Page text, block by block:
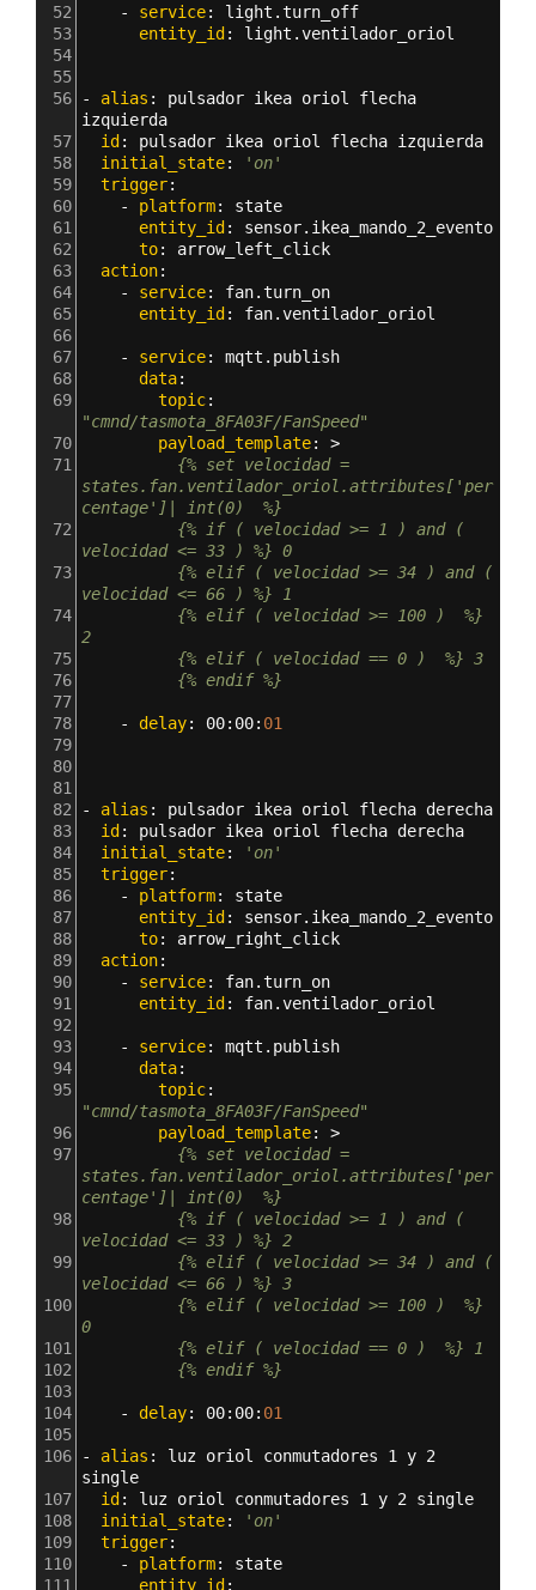
52 - service: light.turn_off
53
entity_id: light.ventilador_oriol
54
55
56
- alias : pulsador ikea oriol flecha
izquierda
57
  id
: pulsador ikea oriol flecha izquierda
58
  initial_state
:
'on'
59
  trigger
:
60
- platform: state
61
entity_id: sensor.ikea_mando_2_evento
62
to: arrow_left_click
63
  action
:
64
- service: fan.turn_on
65
entity_id: fan.ventilador_oriol
66
67
- service: mqtt.publish
68
data:
69
topic
"cmnd/tasmota_8FA03F/FanSpeed"
70
payload_template: >
71
{% set velocidad =
states.fan.ventilador_oriol.attributes['per
centage']| int(0)  %}
72
{% if ( velocidad >= 1 ) and (
velocidad <= 33 ) %} 0
73
{% elif ( velocidad >= 34 ) and (
velocidad <= 66 ) %} 1
74
{% elif ( velocidad >= 100 )  %}
2
75
{% elif ( velocidad == 0 )  %} 3
76
77
78
- delay: 00: 00: 01
79
80
81
82
- alias : pulsador ikea oriol flecha derecha
83
  id
: pulsador ikea oriol flecha derecha
84
  initial_state
:
'on'
85
  trigger
:
86
- platform: state
87
entity_id: sensor.ikea_mando_2_evento
88
to: arrow_right_click
89
  action
:
90
- service: fan.turn_on
91
entity_id: fan.ventilador_oriol
92
93
- service: mqtt.publish
94
data:
95
topic
"cmnd/tasmota_8FA03F/FanSpeed"
96
payload_template: >
97
{% set velocidad =
states.fan.ventilador_oriol.attributes['per
centage']| int(0)  %}
98
{% if ( velocidad >= 1 ) and (
velocidad <= 33 ) %} 2
99
{% elif ( velocidad >= 34 ) and (
velocidad <= 66 ) %} 3
100
{% elif ( velocidad >= 100 )  %}
0
101
{% elif ( velocidad == 0 )  %} 1
102
103
104
- delay: 00: 00: 01
105
106
- alias : luz oriol conmutadores 1 y 2
single
107
  id
: luz oriol conmutadores 1 y 2 single
108
  initial_state
:
'on'
109
  trigger
:
110
- platform: state
111
entity_id